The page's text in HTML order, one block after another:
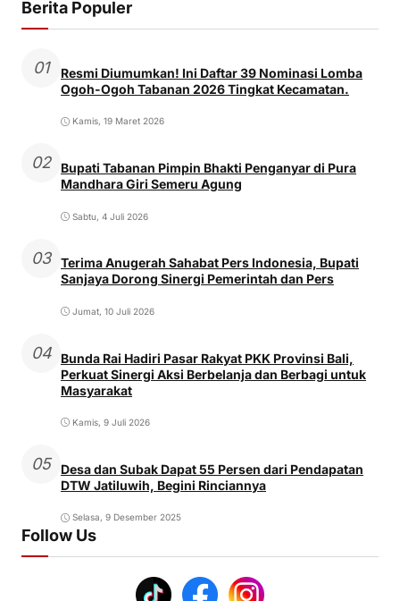
Berita Populer
01
Resmi Diumumkan! Ini Daftar 39 Nominasi Lomba
Ogoh-Ogoh Tabanan 2026 Tingkat Kecamatan.
Kamis, 19 Maret 2026
02
Bupati Tabanan Pimpin Bhakti Penganyar di Pura
Mandhara Giri Semeru Agung
Sabtu, 4 Juli 2026
03
Terima Anugerah Sahabat Pers Indonesia, Bupati
Sanjaya Dorong Sinergi Pemerintah dan Pers
Jumat, 10 Juli 2026
04
Bunda Rai Hadiri Pasar Rakyat PKK Provinsi Bali,
Perkuat Sinergi Aksi Berbelanja dan Berbagi untuk
Masyarakat
Kamis, 9 Juli 2026
05
Desa dan Subak Dapat 55 Persen dari Pendapatan
DTW Jatiluwih, Begini Rinciannya
Selasa, 9 Desember 2025
Follow Us